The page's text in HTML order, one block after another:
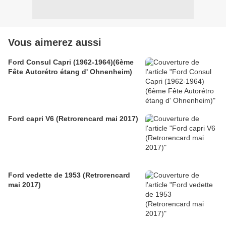
Vous aimerez aussi
Ford Consul Capri (1962-1964)(6ème
Fête Autorétro étang d' Ohnenheim)
Ford capri V6 (Retrorencard mai 2017)
Ford vedette de 1953 (Retrorencard
mai 2017)